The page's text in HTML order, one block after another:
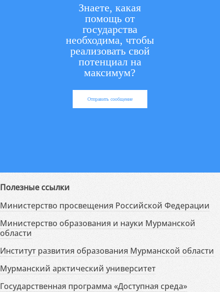
Знаете, какая
помощь от
государства
необходима, чтобы
реализовать свой
потенциал на
максимум?
Отправить сообщение
Полезные ссылки
Министерство просвещения Российской Федерации
Министерство образования и науки Мурманской
области
Институт развития образования Мурманской области
Мурманский арктический университет
Государственная программа «Доступная среда»